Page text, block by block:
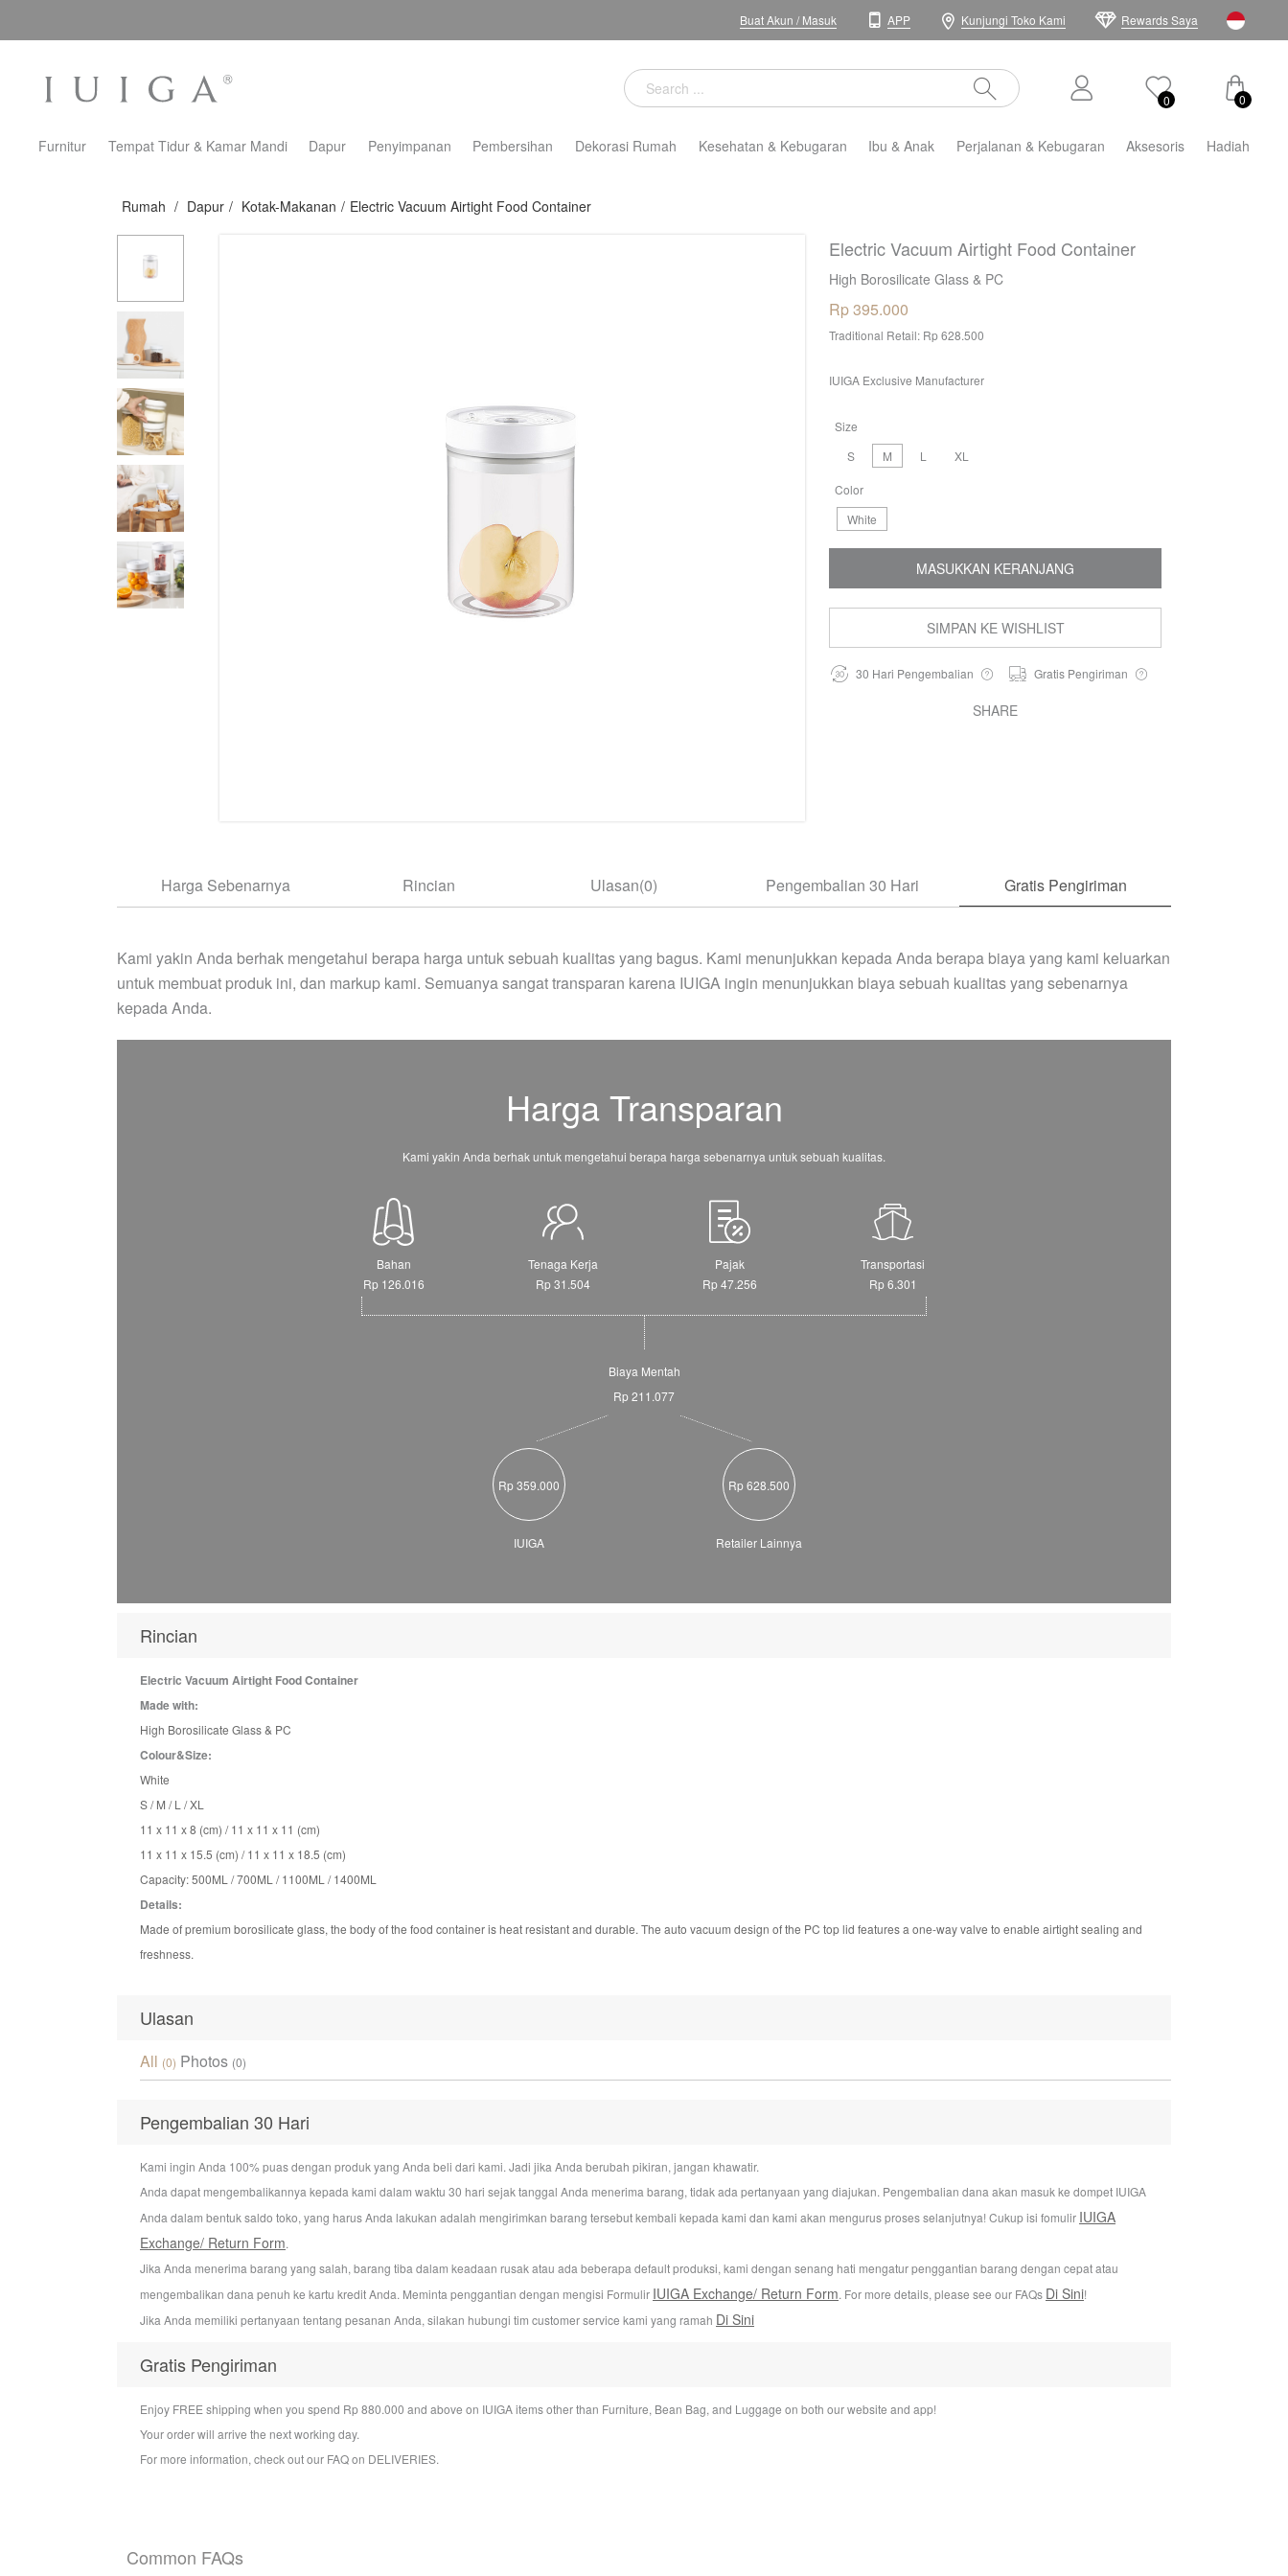
Buat Akun /Masuk APP Kunjungi Toko Kami Rewards Saya
0 0
Furnitur Tempat Tidur & Kamar Mandi Dapur Penyimpanan Pembersihan Dekorasi Rumah Kesehatan & Kebugaran Ibu & Anak Perjalanan & Kebugaran Aksesoris Hadiah
Rumah / Dapur / Kotak-Makanan / Electric Vacuum Airtight Food Container
Electric Vacuum Airtight Food Container
High Borosilicate Glass & PC
Rp 395.000
Traditional Retail: Rp 628.500
IUIGA Exclusive Manufacturer
Size
S
M L XL
Color
White
MASUKKAN KERANJANG
SIMPAN KE WISHLIST
30 Hari Pengembalian Gratis Pengiriman
SHARE
Harga Sebenarnya Rincian Ulasan(0) Pengembalian 30 Hari Gratis Pengiriman
Kami yakin Anda berhak mengetahui berapa harga untuk sebuah kualitas yang bagus. Kami menunjukkan kepada Anda berapa biaya yang kami keluarkan
untuk membuat produk ini, dan markup kami. Semuanya sangat transparan karena IUIGA ingin menunjukkan biaya sebuah kualitas yang sebenarnya
kepada Anda.
Harga Transparan
Kami yakin Anda berhak untuk mengetahui berapa harga sebenarnya untuk sebuah kualitas.
Bahan
Rp 126.016
Tenaga Kerja
Rp 31.504
Pajak
Rp 47.256
Transportasi
Rp 6.301
Biaya Mentah
Rp 211.077
Rp 359.000
IUIGA
Rp 628.500
Retailer Lainnya
Rincian
Electric Vacuum Airtight Food Container
Made with:
High Borosilicate Glass & PC
Colour&Size:
White
S / M / L / XL
11 x 11 x 8 (cm) / 11 x 11 x 11 (cm)
11 x 11 x 15.5 (cm) / 11 x 11 x 18.5 (cm)
Capacity: 500ML / 700ML / 1100ML / 1400ML
Details:
Made of premium borosilicate glass, the body of the food container is heat resistant and durable. The auto vacuum design of the PC top lid features a one-way valve to enable airtight sealing and
freshness.
Ulasan
All (0) Photos (0)
Pengembalian 30 Hari
Kami ingin Anda 100% puas dengan produk yang Anda beli dari kami. Jadi jika Anda berubah pikiran, jangan khawatir.
Anda dapat mengembalikannya kepada kami dalam waktu 30 hari sejak tanggal Anda menerima barang, tidak ada pertanyaan yang diajukan. Pengembalian dana akan masuk ke dompet IUIGA
Anda dalam bentuk saldo toko, yang harus Anda lakukan adalah mengirimkan barang tersebut kembali kepada kami dan kami akan mengurus proses selanjutnya! Cukup isi fomulir IUIGA
Exchange/ Return Form.
Jika Anda menerima barang yang salah, barang tiba dalam keadaan rusak atau ada beberapa default produksi, kami dengan senang hati mengatur penggantian barang dengan cepat atau
mengembalikan dana penuh ke kartu kredit Anda. Meminta penggantian dengan mengisi Formulir IUIGA Exchange/ Return Form. For more details, please see our FAQs Di Sini!
Jika Anda memiliki pertanyaan tentang pesanan Anda, silakan hubungi tim customer service kami yang ramah Di Sini
Gratis Pengiriman
Enjoy FREE shipping when you spend Rp 880.000 and above on IUIGA items other than Furniture, Bean Bag, and Luggage on both our website and app!
Your order will arrive the next working day.
For more information, check out our FAQ on DELIVERIES.
Common FAQs